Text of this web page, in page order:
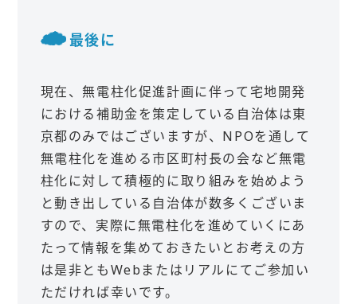
最後に
現在、無電柱化促進計画に伴って宅地開発
における補助金を策定している自治体は東
京都のみではございますが、NPOを通して
無電柱化を進める市区町村長の会など無電
柱化に対して積極的に取り組みを始めよう
と動き出している自治体が数多くございま
すので、実際に無電柱化を進めていくにあ
たって情報を集めておきたいとお考えの方
は是非ともWebまたはリアルにてご参加い
ただければ幸いです。